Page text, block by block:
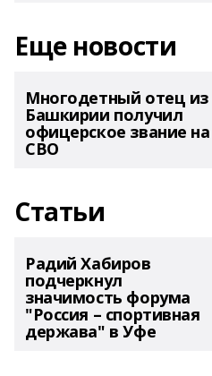
Еще новости
Многодетный отец из
Башкирии получил
офицерское звание на
СВО
Статьи
Радий Хабиров
подчеркнул
значимость форума
"Россия – спортивная
держава" в Уфе